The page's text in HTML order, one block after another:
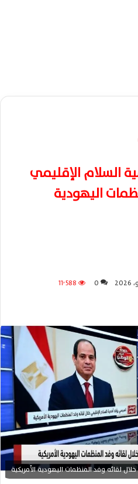
السلام الإقليمي
اليهودية
0
11٬588
لقائه وفد المنظمات اليهودية الأمريكية